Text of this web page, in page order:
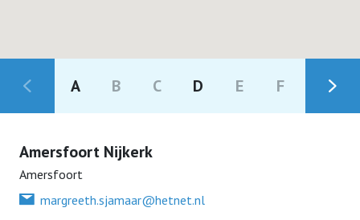
Ledenvoordeel
Ledenvoordeel voor u
Zilveren Kruis
Lid worden
A B C D E F
Amersfoort Nijkerk
Amersfoort
margreeth.sjamaar@hetnet.nl